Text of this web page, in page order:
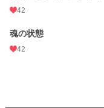
42
魂の状態
42